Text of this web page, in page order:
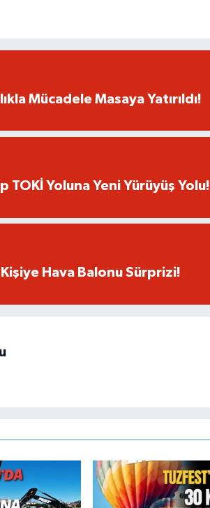
Mücadele Masaya Yatırıldı!
TOKİ Yoluna Yeni Yürüyüş Yolu!
Hava Balonu Sürprizi!